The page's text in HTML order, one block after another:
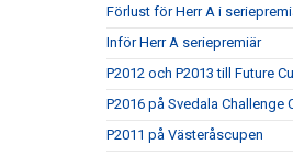
Förlust för Herr A i
Inför Herr A seriepremiär
P2012 och P2013 till Future
P2016 på Svedala Challenge
P2011 på Västeråscupen